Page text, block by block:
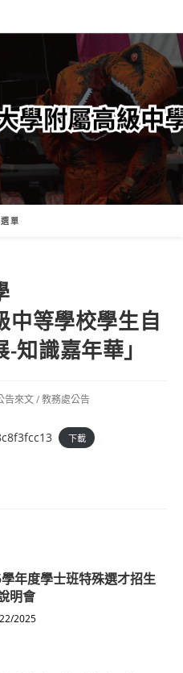
選單
中等學校學生自
知識嘉年華」
告來文/教務處公告
下載
年度學士班特殊選才招生
明會
2025